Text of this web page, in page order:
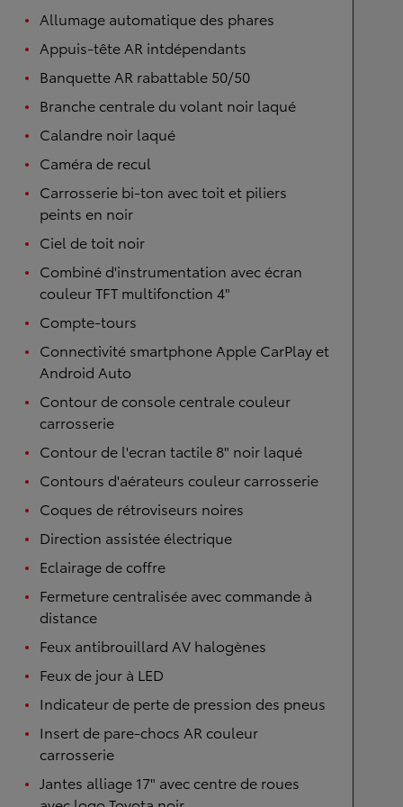
Allumage automatique des phares
Appuis-tête AR intdépendants
Banquette AR rabattable 50/50
Branche centrale du volant noir laqué
Calandre noir laqué
Caméra de recul
Carrosserie bi-ton avec toit et piliers
peints en noir
Ciel de toit noir
Combiné d'instrumentation avec écran
couleur TFT multifonction 4"
Compte-tours
Connectivité smartphone Apple CarPlay et
Android Auto
Contour de console centrale couleur
carrosserie
Contour de l'ecran tactile 8" noir laqué
Contours d'aérateurs couleur carrosserie
Coques de rétroviseurs noires
Direction assistée électrique
Eclairage de coffre
Fermeture centralisée avec commande à
distance
Feux antibrouillard AV halogènes
Feux de jour à LED
Indicateur de perte de pression des pneus
Insert de pare-chocs AR couleur
carrosserie
Jantes alliage 17" avec centre de roues